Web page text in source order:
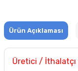
Ürün Açıklaması
Üretici / İthalatçı